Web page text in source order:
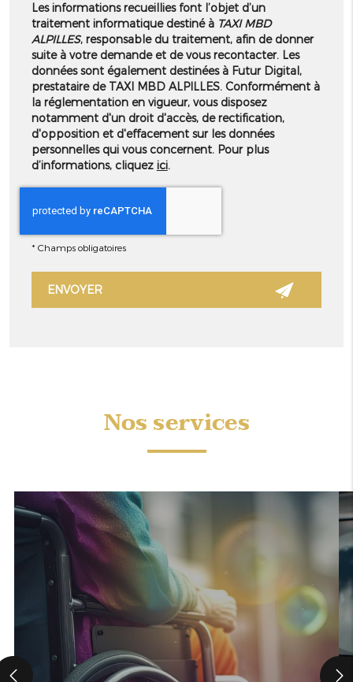
Les informations recueillies font l’objet d’un
traitement informatique destiné àTAXI MBD
ALPILLES, responsable du traitement, afin de donner
suite à votre demande et de vous recontacter. Les
données sont également destinées à Futur Digital,
prestataire de TAXI MBD ALPILLES. Conformément à
la réglementation en vigueur, vous disposez
notamment d'un droit d'accès, de rectification,
d'opposition et d'effacement sur les données
personnelles qui vous concernent. Pour plus
d’informations, cliquez ici.
* Champs obligatoires
Nos services